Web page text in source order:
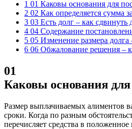
1 01 Каковы основания для
2 02 Как определяется сумма
3 03 Есть долг – как сдвинуть
4 04 Содержание
5 05 Изменение размера
6 06 Обжалование решения –
01
Каковы основания для
Размер выплачиваемых алиментов
сроки. Когда по разным
перечисляет средства в